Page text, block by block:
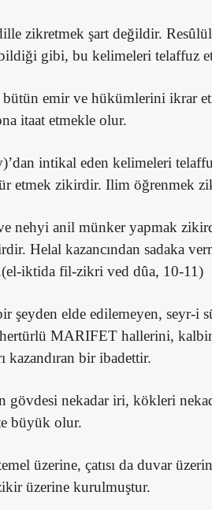
zikretmek şart değildir.
gibi, bu kelimeleri telaffuz
bütün emir ve hükümlerini ikrar
itaat etmekle olur.
intikal eden kelimeleri
etmek zikirdir. Ilim öğrenmek
nehyi anil münker yapmak
Helal kazancından sadaka
iktida fil-zikri ved dûa, 10-11)
şeyden elde edilemeyen, seyr-i
MARIFET hallerini,
kazandıran bir ibadettir.
gövdesi nekadar iri, kökleri
büyük olur.
üzerine, çatısı da duvar
üzerine kurulmuştur.